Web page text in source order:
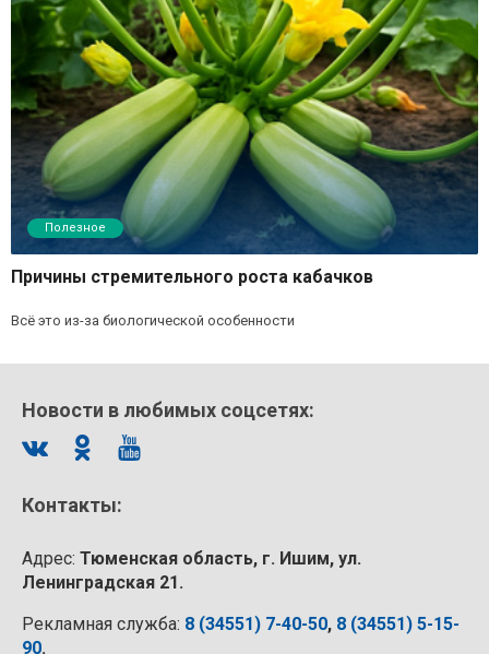
Полезное
Причины стремительного роста кабачков
Всё это из-за биологической особенности
Новости в любимых соцсетях:
Контакты:
Адрес: Тюменская область, г. Ишим, ул.
Ленинградская 21.
Рекламная служба: 8 (34551) 7-40-50, 8 (34551) 5-15-
90.